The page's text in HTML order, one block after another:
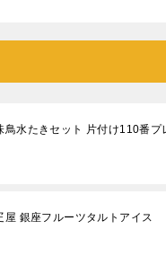
鳥水たきセット 片付け110番
屋 銀座フルーツタルトアイス